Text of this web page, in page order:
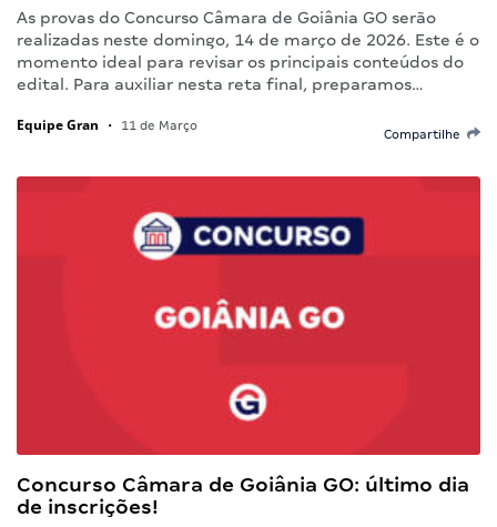
As provas do Concurso Câmara de Goiânia GO serão
realizadas neste domingo, 14 de março de 2026. Este é o
momento ideal para revisar os principais conteúdos do
edital. Para auxiliar nesta reta final, preparamos…
Equipe Gran • 11 de Março
Compartilhe
Concurso Câmara de Goiânia GO: último dia
de inscrições!